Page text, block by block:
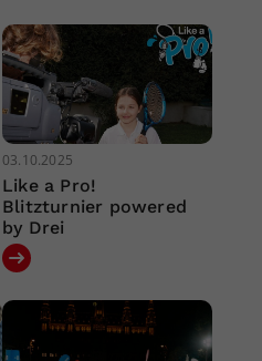
03.10.2025
Like a Pro!
Blitzturnier powered
by Drei